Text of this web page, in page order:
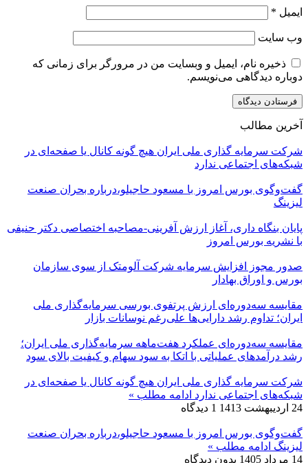
ایمیل *
وب‌ سایت
ذخیره نام، ایمیل و وبسایت من در مرورگر برای زمانی که
دوباره دیدگاهی می‌نویسم.
آخرین مطالب
شرکت سرمایه گذاری ملی ایران هیچ گونه کانال یا صفحه‌ای در
شبکه‌های اجتماعی ندارد
گفت‌وگوی بورس امروز با مسعود حاجیلو،درباره بحران صنعت
لیزینگ
پایان بنگاه داری، آغاز ارزش آفرینی-مصاحبه اختصاصی دکتر حنیفی
با نشریه بورس امروز
صدور مجوز افزایش سرمایه شرکت آلومتک از سوی سازمان
بورس و اوراق بهادار
مقایسه سه‌دوره‌ای ارزش پرتفوی بورسی سرمایه‌گذاری ملی
ایران؛ تداوم رشد دارایی‌ها علی‌رغم نوسانات بازار
مقایسه سه‌دوره‌ای عملکرد هفت‌ماهه سرمایه‌گذاری ملی ایران؛
رشد درآمدهای عملیاتی با اتکا به سود سهام و کیفیت بالای سود
شرکت سرمایه گذاری ملی ایران هیچ گونه کانال یا صفحه‌ای در
شبکه‌های اجتماعی ندارد ادامه مطلب »
24 اردیبهشت 1413
1 دیدگاه
گفت‌وگوی بورس امروز با مسعود حاجیلو،درباره بحران صنعت
لیزینگ ادامه مطلب »
14 مرداد 1405
بدون دیدگاه